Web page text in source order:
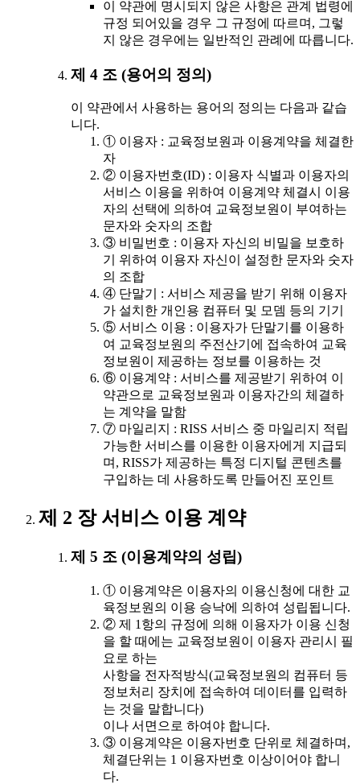
이 약관에 명시되지 않은 사항은 관계 법령에
규정 되어있을 경우 그 규정에 따르며, 그렇
지 않은 경우에는 일반적인 관례에 따릅니다.
제 4 조 (용어의 정의)
이 약관에서 사용하는 용어의 정의는 다음과 같습
니다.
① 이용자 : 교육정보원과 이용계약을 체결한
자
② 이용자번호(ID) : 이용자 식별과 이용자의
서비스 이용을 위하여 이용계약 체결시 이용
자의 선택에 의하여 교육정보원이 부여하는
문자와 숫자의 조합
③ 비밀번호 : 이용자 자신의 비밀을 보호하
기 위하여 이용자 자신이 설정한 문자와 숫자
의 조합
④ 단말기 : 서비스 제공을 받기 위해 이용자
가 설치한 개인용 컴퓨터 및 모뎀 등의 기기
⑤ 서비스 이용 : 이용자가 단말기를 이용하
여 교육정보원의 주전산기에 접속하여 교육
정보원이 제공하는 정보를 이용하는 것
⑥ 이용계약 : 서비스를 제공받기 위하여 이
약관으로 교육정보원과 이용자간의 체결하
는 계약을 말함
⑦ 마일리지 : RISS 서비스 중 마일리지 적립
가능한 서비스를 이용한 이용자에게 지급되
며, RISS가 제공하는 특정 디지털 콘텐츠를
구입하는 데 사용하도록 만들어진 포인트
제 2 장 서비스 이용 계약
제 5 조 (이용계약의 성립)
① 이용계약은 이용자의 이용신청에 대한 교
육정보원의 이용 승낙에 의하여 성립됩니다.
② 제 1항의 규정에 의해 이용자가 이용 신청
을 할 때에는 교육정보원이 이용자 관리시 필
요로 하는
사항을 전자적방식(교육정보원의 컴퓨터 등
정보처리 장치에 접속하여 데이터를 입력하
는 것을 말합니다)
이나 서면으로 하여야 합니다.
③ 이용계약은 이용자번호 단위로 체결하며,
체결단위는 1 이용자번호 이상이어야 합니
다.